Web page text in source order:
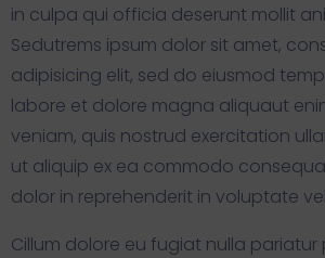
in culpa qui officia deserunt mollit
Sedutrems ipsum dolor sit amet,
adipisicing elit, sed do eiusmod
labore et dolore magna aliquaut
veniam, quis nostrud exercitation
ut aliquip ex ea commodo
dolor in reprehenderit in voluptate
Cillum dolore eu fugiat nulla pariatur